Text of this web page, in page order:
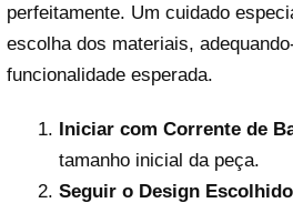
perfeitamente. Um cuidado
escolha dos materiais,
funcionalidade esperada.
Iniciar com Corrente de
tamanho inicial da peça.
Seguir o Design